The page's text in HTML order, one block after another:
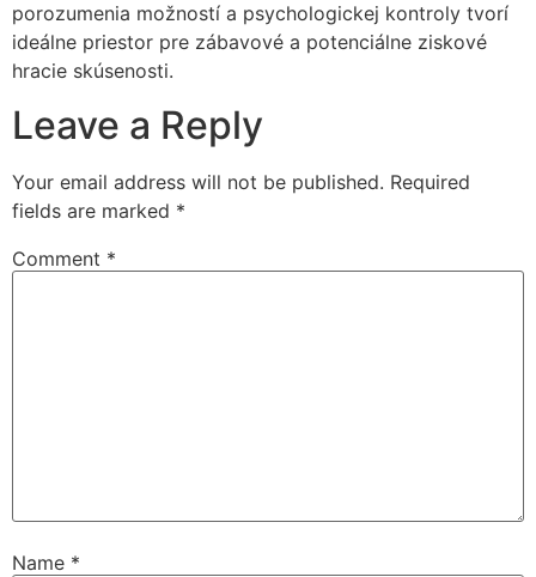
porozumenia možností a psychologickej kontroly tvorí
ideálne priestor pre zábavové a potenciálne ziskové
hracie skúsenosti.
Leave a Reply
Your email address will not be published. Required
fields are marked *
Comment *
Name *